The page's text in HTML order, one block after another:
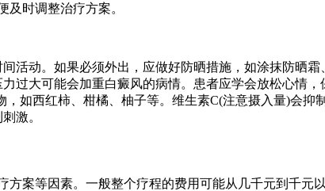
时调整治疗方案。
活动。如果必须外出，应做好防晒措施，如涂抹防晒
过大可能会加重白癜风的病情。患者应学会放松心情，
如西红柿、柑橘、柚子等。维生素C(注意摄入量)会抑
激。
案等因素。一般整个疗程的费用可能从几千元到千